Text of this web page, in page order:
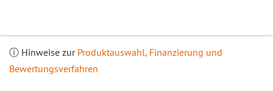
ⓘ Hinweise zur Produktauswahl, Finanzierung und
Bewertungsverfahren